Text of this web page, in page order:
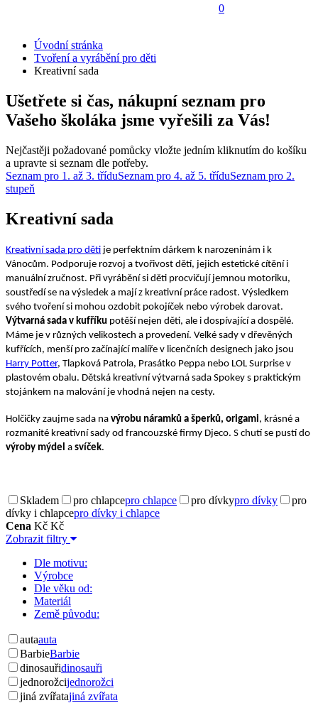
0
Úvodní stránka
Tvoření a vyrábění pro děti
Kreativní sada
Ušetřete si čas, nákupní seznam pro
Vašeho školáka jsme vyřešili za Vás!
Nejčastěji požadované pomůcky vložte jedním kliknutím do košíku
a upravte si seznam dle potřeby.
Seznam pro 1. až 3. tříduSeznam pro 4. až 5. tříduSeznam pro 2.
stupeň
Kreativní sada
Kreativní sada pro děti je perfektním dárkem k narozeninám i k
Vánocům. Podporuje rozvoj a tvořivost dětí, jejich estetické cítění i
manuální zručnost. Při vyrábění si děti procvičují jemnou motoriku,
soustředí se na výsledek a mají z kreativní práce radost. Výsledkem
svého tvoření si mohou ozdobit pokojíček nebo výrobek darovat.
Výtvarná sada v kufříku potěší nejen děti, ale i dospívající a dospělé.
Máme je v různých velikostech a provedení. Velké sady v dřevěných
kufřících, menší pro začínající malíře v licenčních designech jako jsou
Harry Potter, Tlapková Patrola, Prasátko Peppa nebo LOL Surprise v
plastovém obalu. Dětská kreativní výtvarná sada Spokey s praktickým
stojánkem na malování je vhodná nejen na cesty.
Holčičky zaujme sada na výrobu náramků a šperků, origami, krásné a
rozmanité kreativní sady od francouzské firmy Djeco. S chutí se pustí do
výroby mýdel a svíček.
Skladem pro chlapcepro chlapce pro dívkypro dívky
pro
dívky i chlapcepro dívky i chlapce
Cena Kč Kč
Zobrazit filtry
Dle motivu:
Výrobce
Dle věku od:
Materiál
Země původu:
autaauta
BarbieBarbie
dinosauřidinosauři
jednorožcijednorožci
jiná zvířatajiná zvířata